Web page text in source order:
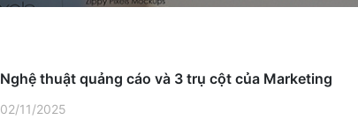
Nghệ thuật quảng cáo và 3 trụ cột của Marketing
02/11/2025